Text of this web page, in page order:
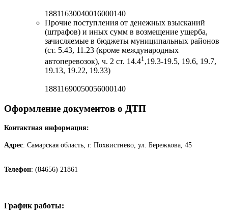
18811630040016000140
Прочие поступления от денежных взысканий
(штрафов) и иных сумм в возмещение ущерба,
зачисляемые в бюджеты муниципальных районов
(ст. 5.43, 11.23 (кроме международных
автоперевозок), ч. 2 ст. 14.41 ,19.3-19.5, 19.6, 19.7,
19.13, 19.22, 19.33)
18811690050056000140
Оформление документов о ДТП
Контактная информация:
Адрес: Самарская область, г. Похвистнево, ул. Бережкова, 45
Телефон: (84656) 21861
График работы: